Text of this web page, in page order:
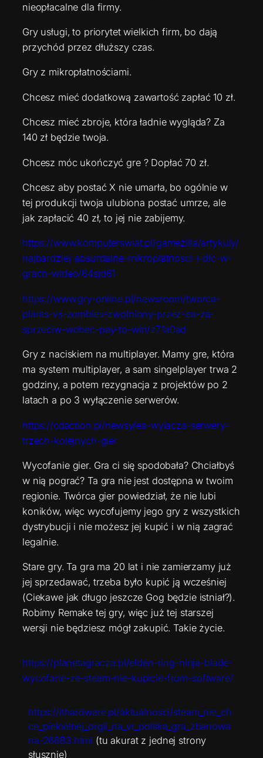
nieopłacalne dla firmy.
Gry usługi, to priorytet wielkich firm, bo dają
przychód przez dłuższy czas.
Gry z mikropłatnościami.
Chcesz mieć dodatkową zawartość zapłać 10 zł.
Chcesz mieć zbroje, która ładnie wygląda? Za
140 zł będzie twoja.
Chcesz móc ukończyć gre ? Dopłać 70 zł.
Chcesz aby postać X nie umarła, bo ogólnie w
tej produkcji twoja ulubiona postać umrze, ale
jak zapłacić 40 zł, to jej nie zabijemy.
https://www.komputerswiat.pl/gamezilla/artykuly/
najbardziej-absurdalne-mikroplatnosci-i-dlc-w-
grach-wideo/64sjd61
https://www.gry-online.pl/newsroom/tworca-
plants-vs-zombies-zwolniony-przez-ea-za-
sprzeciw-wobec-pay-to-win/z71a0ad
Gry z naciskiem na multiplayer. Mamy gre, która
ma system multiplayer, a sam singelplayer trwa 2
godziny, a potem rezygnacja z projektów po 2
latach a po 3 wyłączenie serwerów.
https://cdaction.pl/newsy/ea-wylacza-serwery-
trzech-kolejnych-gier
Wycofanie gier. Gra ci się spodobała? Chciałbyś
w nią pograć? Ta gra nie jest dostępna w twoim
regionie. Twórca gier powiedział, że nie lubi
koników, więc wycofujemy jego gry z wszystkich
dystrybucji i nie możesz jej kupić i w nią zagrać
legalnie.
Stare gry. Ta gra ma 20 lat i nie zamierzamy już
jej sprzedawać, trzeba było kupić ją wcześniej
(Ciekawe jak długo jeszcze Gog będzie istniał?).
Robimy Remake tej gry, więc już tej starszej
wersji nie będziesz mógł zakupić. Takie życie.
https://planetagracza.pl/elden-ring-ninja-blade-
wycofane-ze-steam-nie-kupicie-from-software/
https://ithardware.pl/aktualnosci/steam_nie_ch
ce_piekielnej_orgii_na_vr_polska_gra_zbanowa
na-26683.html (tu akurat z jednej strony
słusznie)